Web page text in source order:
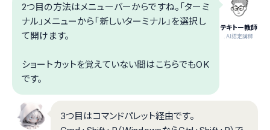
テキトー教師
.AI認定講師
2つ目の方法はメニューバーからですね。「ターミ
ナル」メニューから「新しいターミナル」を選択し
て開けます。
ショートカットを覚えていない間はこちらでもOK
です。
3つ目はコマンドパレット経由です。